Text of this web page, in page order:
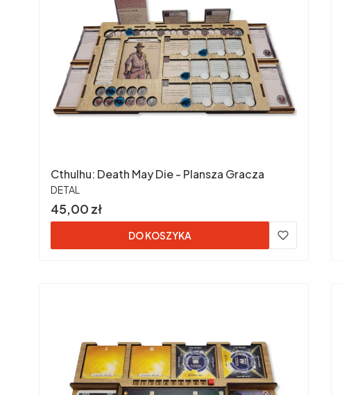
Cthulhu: Death May Die - Plansza Gracza
PRODUCENT
DETAL
Cena
45,00 zł
DO KOSZYKA